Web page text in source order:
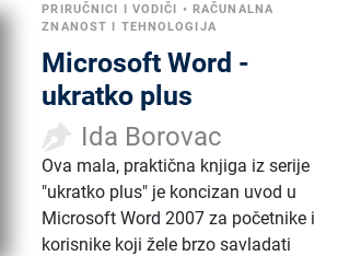
PRIRUČNICI I VODIČI • RAČUNALNA
ZNANOST I TEHNOLOGIJA
Microsoft Word -
ukratko plus
Ida Borovac
Ova mala, praktična knjiga iz serije
"ukratko plus" je koncizan uvod u
Microsoft Word 2007 za početnike i
korisnike koji žele brzo savladati